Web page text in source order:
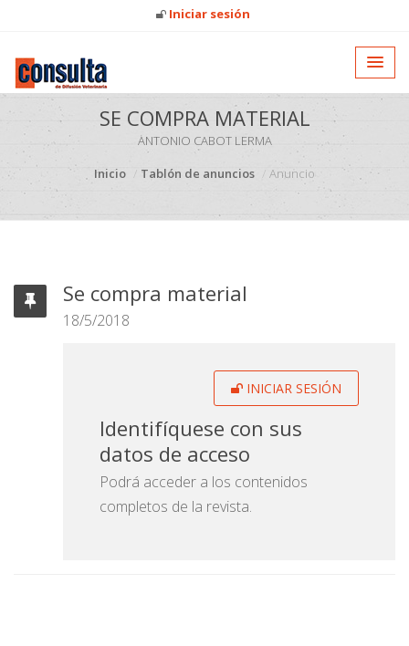
Iniciar sesión
SE COMPRA MATERIAL
ANTONIO CABOT LERMA
Inicio
Tablón de anuncios Anuncio
Se compra material
18/5/2018
INICIAR SESIÓN
Identifíquese con sus
datos de acceso
Podrá acceder a los contenidos
completos de la revista.